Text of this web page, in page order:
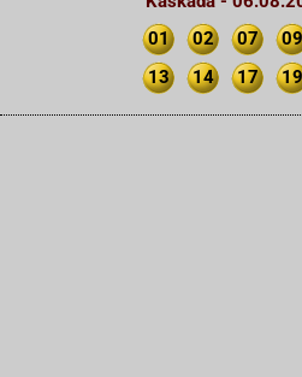
01
02 07 09
13
14 17 19